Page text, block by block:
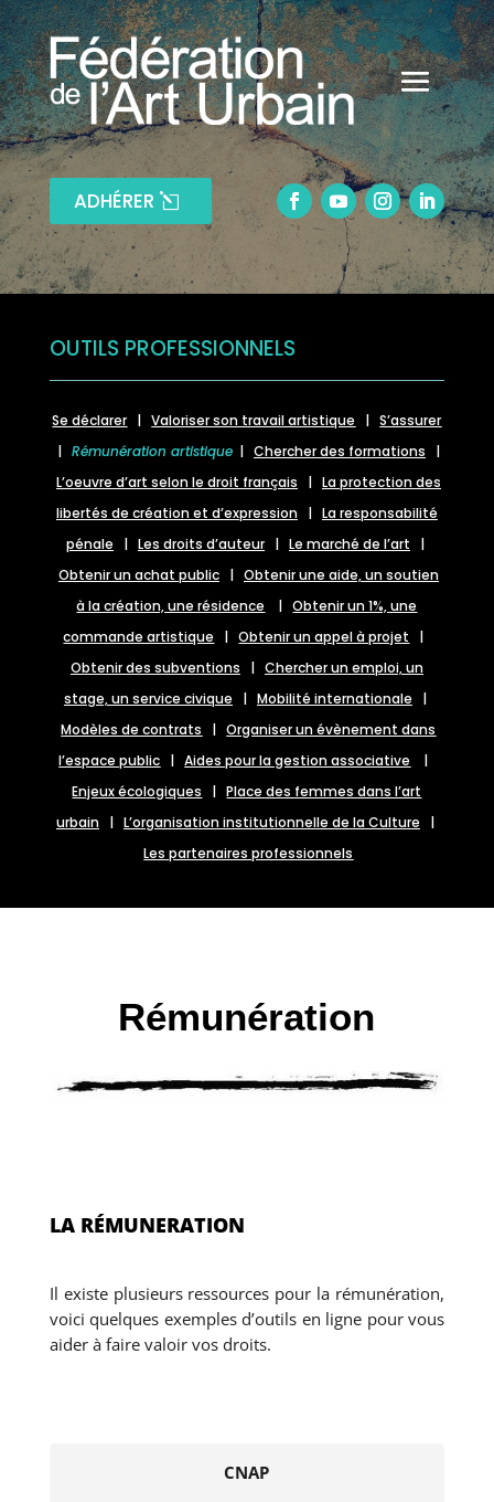
ADHÉRER
OUTILS PROFESSIONNELS
Se déclarer |Valoriser son travail artistique |S’assurer
| Rémunération artistique | Chercher des formations |
L’oeuvre d’art selon le droit français | La protection des
libertés de création et d’expression| La responsabilité
pénale | Les droits d’auteur| Le marché de l’art |
Obtenir un achat public| Obtenir une aide, un soutien
à la création, une résidence |Obtenir un 1%, une
commande artistique |Obtenir un appel à projet |
Obtenir des subventions | Chercher un emploi, un
stage, un service civique | Mobilité internationale |
Modèles de contrats |Organiser un évènement dans
l’espace public |Aides pour la gestion associative |
Enjeux écologiques |Place des femmes dans l’art
urbain| L’organisation institutionnelle de la Culture |
Les partenaires professionnels
Rémunération
LA RÉMUNERATION
Il existe plusieurs ressources pour la rémunération,
voici quelques exemples d’outils en ligne pour vous
aider à faire valoir vos droits.
CNAP